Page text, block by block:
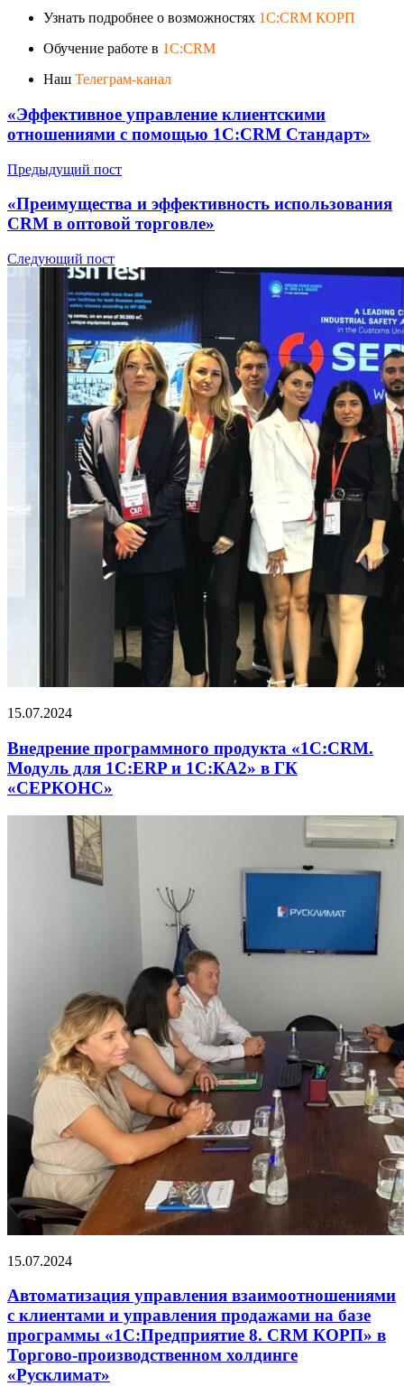
Узнать подробнее о возможностях 1C:CRM КОРП
Обучение работе в 1C:CRM
Наш Телеграм-канал
«Эффективное управление клиентскими
отношениями с помощью 1С:CRM Стандарт»
Предыдущий пост
«Преимущества и эффективность использования
CRM в оптовой торговле»
Следующий пост
15.07.2024
Внедрение программного продукта «1С:CRM.
Модуль для 1С:ERP и 1С:КА2» в ГК
«СЕРКОНС»
15.07.2024
Автоматизация управления взаимоотношениями
с клиентами и управления продажами на базе
программы «1С:Предприятие 8. CRM КОРП» в
Торгово-производственном холдинге
«Русклимат»